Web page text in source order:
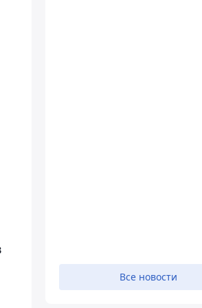
Все новости